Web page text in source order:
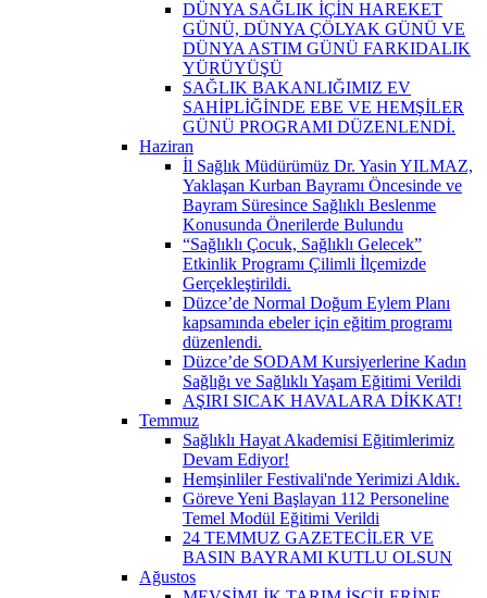
DÜNYA SAĞLIK İÇİN HAREKET
GÜNÜ, DÜNYA ÇÖLYAK GÜNÜ VE
DÜNYA ASTIM GÜNÜ FARKIDALIK
YÜRÜYÜŞÜ
SAĞLIK BAKANLIĞIMIZ EV
SAHİPLİĞİNDE EBE VE HEMŞİLER
GÜNÜ PROGRAMI DÜZENLENDİ.
Haziran
İl Sağlık Müdürümüz Dr. Yasin YILMAZ,
Yaklaşan Kurban Bayramı Öncesinde ve
Bayram Süresince Sağlıklı Beslenme
Konusunda Önerilerde Bulundu
“Sağlıklı Çocuk, Sağlıklı Gelecek”
Etkinlik Programı Çilimli İlçemizde
Gerçekleştirildi.
Düzce’de Normal Doğum Eylem Planı
kapsamında ebeler için eğitim programı
düzenlendi.
Düzce’de SODAM Kursiyerlerine Kadın
Sağlığı ve Sağlıklı Yaşam Eğitimi Verildi
AŞIRI SICAK HAVALARA DİKKAT!
Temmuz
Sağlıklı Hayat Akademisi Eğitimlerimiz
Devam Ediyor!
Hemşinliler Festivali'nde Yerimizi Aldık.
Göreve Yeni Başlayan 112 Personeline
Temel Modül Eğitimi Verildi
24 TEMMUZ GAZETECİLER VE
BASIN BAYRAMI KUTLU OLSUN
Ağustos